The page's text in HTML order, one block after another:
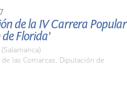
de la IV Carrera Popular
de Florida'
de las Comarcas. Diputación de